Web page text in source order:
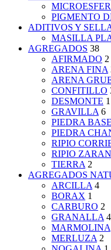
PIGMENTO
ADITIVOS Y
MASILLA
AGREGADOS 38
AFIRMADO 2
ARENA FINA
ARENA
CONFITILLO
DESMONTE 1
GRAVILLA 6
PIEDRA BASE
PIEDRA
RIPIO
RIPIO
TIERRA 2
AGREGADOS
ARCILLA 4
BORAX 1
CARBURO 2
GRANALLA 4
MARMOLINA
MERLUZA 2